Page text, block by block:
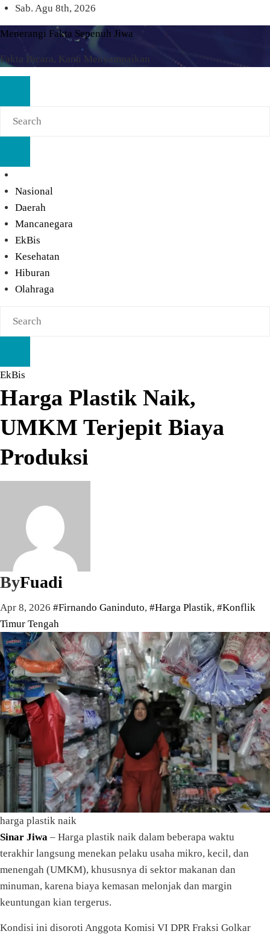
Skip
to
content
Sab. Agu 8th, 2026
Menerangi Fakta Sepenuh Jiwa
Fakta Bicara, Kami Menyampaikan
Nasional
Daerah
Mancanegara
EkBis
Kesehatan
Hiburan
Olahraga
EkBis
Harga Plastik Naik,
UMKM Terjepit Biaya
Produksi
ByFuadi
Apr 8, 2026 #Firnando Ganinduto, #Harga Plastik, #Konflik
Timur Tengah
harga plastik naik
Sinar Jiwa – Harga plastik naik dalam beberapa waktu
terakhir langsung menekan pelaku usaha mikro, kecil, dan
menengah (UMKM), khususnya di sektor makanan dan
minuman, karena biaya kemasan melonjak dan margin
keuntungan kian tergerus.
Kondisi ini disoroti Anggota Komisi VI DPR Fraksi Golkar